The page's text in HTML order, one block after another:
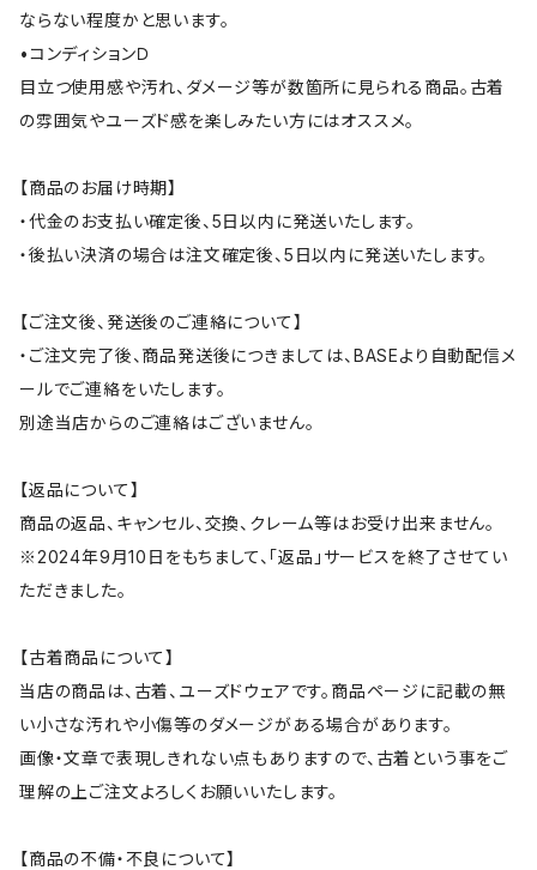
ならない程度かと思います。
•コンディションＤ
目立つ使用感や汚れ、ダメージ等が数箇所に見られる商品。古着
の雰囲気やユーズド感を楽しみたい方にはオススメ。
【商品のお届け時期】
・代金のお支払い確定後、5日以内に発送いたします。
・後払い決済の場合は注文確定後、5日以内に発送いたします。
【ご注文後、発送後のご連絡について】
・ご注文完了後、商品発送後につきましては、BASEより自動配信メ
ールでご連絡をいたします。
別途当店からのご連絡はございません。
【返品について】
商品の返品、キャンセル、交換、クレーム等はお受け出来ません。
※2024年9月10日をもちまして、「返品」サービスを終了させてい
ただきました。
【古着商品について】
当店の商品は、古着、ユーズドウェアです。商品ページに記載の無
い小さな汚れや小傷等のダメージがある場合があります。
画像・文章で表現しきれない点もありますので、古着という事をご
理解の上ご注文よろしくお願いいたします。
【商品の不備・不良について】